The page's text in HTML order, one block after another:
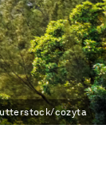
cozyta